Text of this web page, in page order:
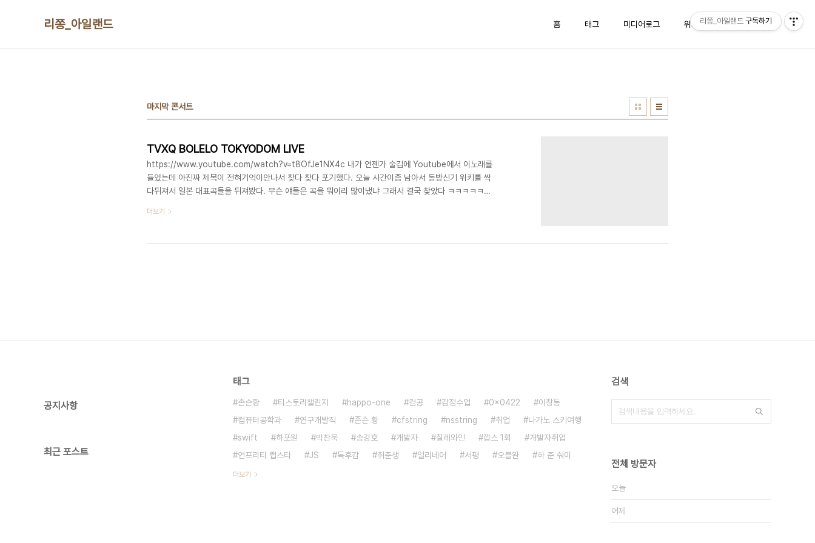
리쫑_아일랜드 홈 태그 미디어로그 위치로그 방명록
마지막 콘서트
TVXQ BOLELO TOKYODOM LIVE
https://www.youtube.com/watch?v=t8OfJe1NX4c 내가 언젠가 술김에 Youtube에서 이노래를
들었는데 아진짜 제목이 전혀기억이안나서 찾다 찾다 포기했다. 오늘 시간이좀 남아서 동방신기 위키를 싹
다뒤져서 일본 대표곡들을 뒤져봤다. 무슨 얘들은 곡을 뭐이리 많이냈냐 그래서 결국 찾았다 ㅋㅋㅋㅋㅋㅋ
더보기
공지사항
최근 포스트
태그
존슨황 티스토리챌린지 happo-one 컴공 감정수업 0x0422
이창동
컴퓨터공학과
연구개발직 존슨 황 cfstring nsstring 취업
나가노 스키여행
swift
하포원 박찬욱 송강호 개발자 칠레와인 깝스 1회
개발자취업
언프리티 랩스타
JS 독후감 취준생 일리네어 서평 오블완 하 준 숴이
더보기
검색
전체 방문자
오늘
어제
리쫑_아일랜드 구독하기